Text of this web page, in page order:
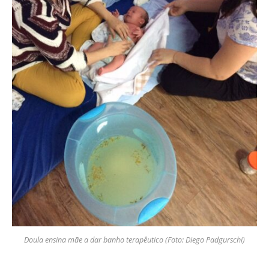
Doula ensina mãe a dar banho terapêutico (Foto: Diego Padgurschi)